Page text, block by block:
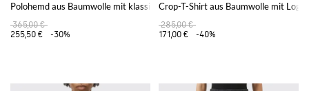
Polohemd aus Baumwolle mit klassischem Kragen, überschnittenen
365,00 €
255,50 €
-30%
Crop-T-Shirt aus Baumwolle mit Logo
285,00 €
171,00 €
-40%